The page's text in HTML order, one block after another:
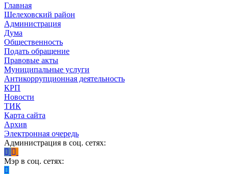
Главная
Шелеховский район
Администрация
Дума
Общественность
Подать обращение
Правовые акты
Муниципальные услуги
Антикоррупционная деятельность
КРП
Новости
ТИК
Карта сайта
Архив
Электронная очередь
Администрация в соц. сетях:
Мэр в соц. сетях: